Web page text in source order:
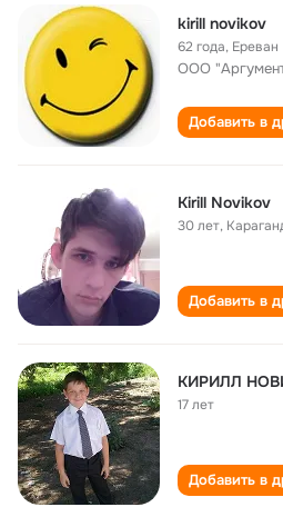
kirill novikov
62 года, Ереван
ООО
Добавить в
Kirill Novikov
30 лет,
Добавить в
КИРИЛЛ
17 лет
Добавить в